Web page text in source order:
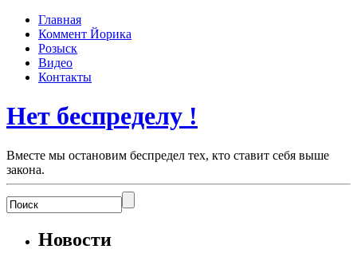
Главная
Коммент Йорика
Розыск
Видео
Контакты
Нет беспределу !
Вместе мы остановим беспредел тех, кто ставит себя выше
закона.
Новости